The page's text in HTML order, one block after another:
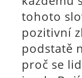
tohoto
pozitivní
podstatě
proč se